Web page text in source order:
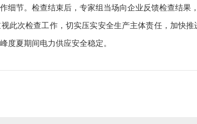
细节。检查结束后，专家组当场向企业反馈检查结果
此次检查工作，切实压实安全生产主体责任，加快
度夏期间电力供应安全稳定。